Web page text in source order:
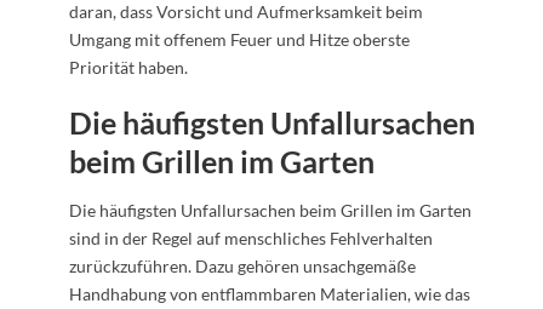
daran, dass Vorsicht und Aufmerksamkeit beim
Umgang mit offenem Feuer und Hitze oberste
Priorität haben.
Die häufigsten Unfallursachen
beim Grillen im Garten
Die häufigsten Unfallursachen beim Grillen im Garten
sind in der Regel auf menschliches Fehlverhalten
zurückzuführen. Dazu gehören unsachgemäße
Handhabung von entflammbaren Materialien, wie das